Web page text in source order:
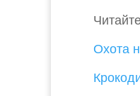
Охота